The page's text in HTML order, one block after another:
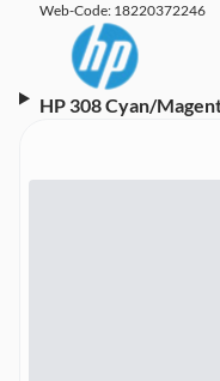
Web-Code: 18220372246
HP 308 Cyan/